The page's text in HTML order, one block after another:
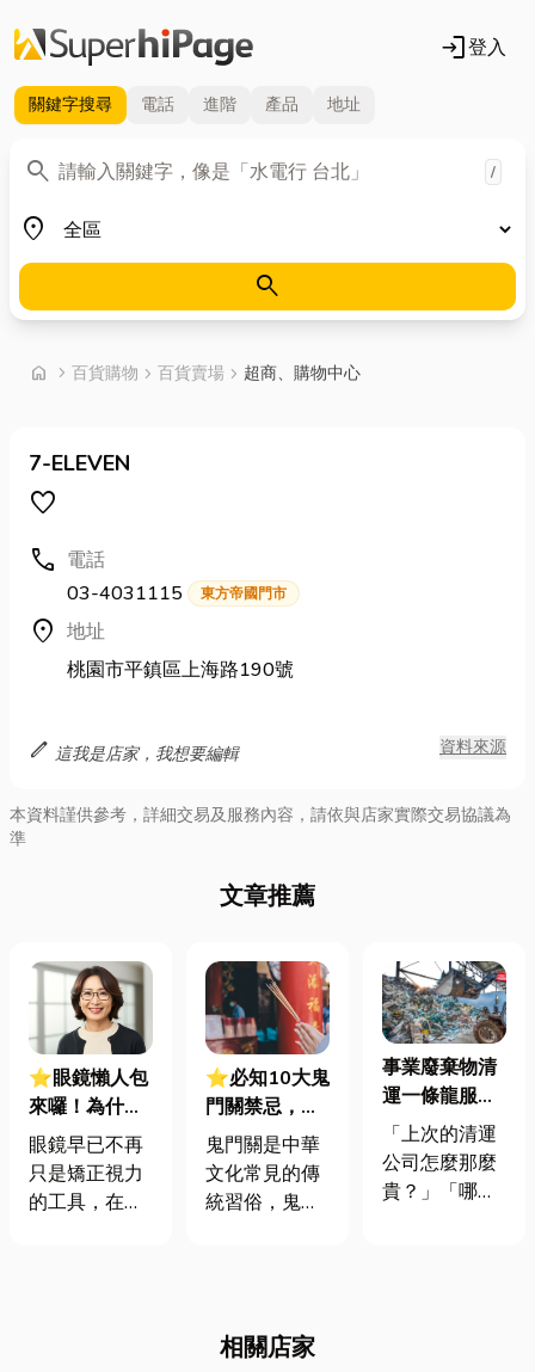
login登入
關鍵字搜尋 電話 進階 產品 地址
search
關鍵字 /
place
地區
search
home chevron_right 首頁
百貨購物 chevron_right 百貨賣場 chevron_right 超商、購物中心
7-ELEVEN
favorite
call 電話
03-4031115
東方帝國門市
location_on 地址
桃園市平鎮區上海路190號
edit 這我是店家，我想要編輯 資料來源
本資料謹供參考，詳細交易及服務內容，請依與店家實際交易協議為
準
文章推薦
⭐眼鏡懶人包
來囉！為什麼
他戴眼鏡是文
青，你戴是書
呆子？2026
眼鏡早已不再
只是矯正視力
的工具，在現
⭐必知10大鬼
門關禁忌，台
中香鋪推薦，
一起祭拜好兄
弟不踩雷!
鬼門關是中華
文化常見的傳
統習俗，鬼門
期，要回陰間
事業廢棄物清
運一條龍服務
完整大公開！
從分類、清運
到處理，小編
「上次的清運
公司怎麼那麼
貴？」「哪些
相關店家